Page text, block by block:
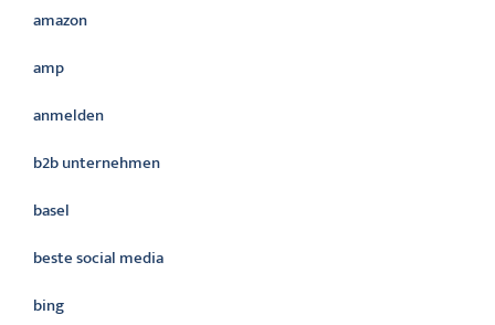
amazon
amp
anmelden
b2b unternehmen
basel
beste social media
bing